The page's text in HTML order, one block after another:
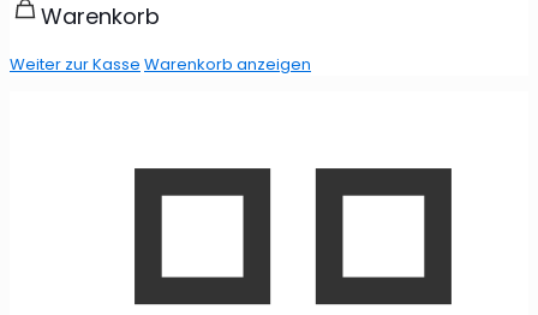
Warenkorb
Weiter zur Kasse Warenkorb anzeigen